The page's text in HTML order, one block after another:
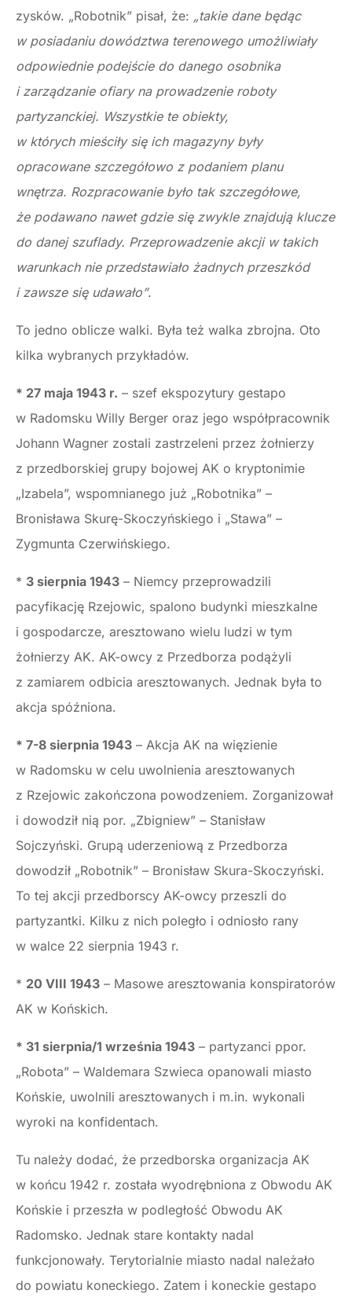
zysków. „Robotnik” pisał, że: „takie dane będąc
w posiadaniu dowództwa terenowego umożliwiały
odpowiednie podejście do danego osobnika
i zarządzanie ofiary na prowadzenie roboty
partyzanckiej. Wszystkie te obiekty,
w których mieściły się ich magazyny były
opracowane szczegółowo z podaniem planu
wnętrza. Rozpracowanie było tak szczegółowe,
że podawano nawet gdzie się zwykle znajdują klucze
do danej szuflady. Przeprowadzenie akcji w takich
warunkach nie przedstawiało żadnych przeszkód
i zawsze się udawało”.
To jedno oblicze walki. Była też walka zbrojna. Oto
kilka wybranych przykładów.
* 27 maja 1943 r. – szef ekspozytury gestapo
w Radomsku Willy Berger oraz jego współpracownik
Johann Wagner zostali zastrzeleni przez żołnierzy
z przedborskiej grupy bojowej AK o kryptonimie
„Izabela”, wspomnianego już „Robotnika” –
Bronisława Skurę-Skoczyńskiego i „Stawa” –
Zygmunta Czerwińskiego.
* 3 sierpnia 1943 – Niemcy przeprowadzili
pacyfikację Rzejowic, spalono budynki mieszkalne
i gospodarcze, aresztowano wielu ludzi w tym
żołnierzy AK. AK-owcy z Przedborza podążyli
z zamiarem odbicia aresztowanych. Jednak była to
akcja spóźniona.
* 7-8 sierpnia 1943 – Akcja AK na więzienie
w Radomsku w celu uwolnienia aresztowanych
z Rzejowic zakończona powodzeniem. Zorganizował
i dowodził nią por. „Zbigniew” – Stanisław
Sojczyński. Grupą uderzeniową z Przedborza
dowodził „Robotnik” – Bronisław Skura-Skoczyński.
To tej akcji przedborscy AK-owcy przeszli do
partyzantki. Kilku z nich poległo i odniosło rany
w walce 22 sierpnia 1943 r.
* 20 VIII 1943 – Masowe aresztowania konspiratorów
AK w Końskich.
* 31 sierpnia/1 września 1943 – partyzanci ppor.
„Robota” – Waldemara Szwieca opanowali miasto
Końskie, uwolnili aresztowanych i m.in. wykonali
wyroki na konfidentach.
Tu należy dodać, że przedborska organizacja AK
w końcu 1942 r. została wyodrębniona z Obwodu AK
Końskie i przeszła w podległość Obwodu AK
Radomsko. Jednak stare kontakty nadal
funkcjonowały. Terytorialnie miasto nadal należało
do powiatu koneckiego. Zatem i koneckie gestapo